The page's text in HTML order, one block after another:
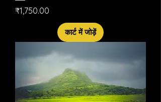
मूल्य
₹1,750.00
कार्ट में जोड़ें